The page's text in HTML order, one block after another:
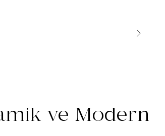
ve Modern